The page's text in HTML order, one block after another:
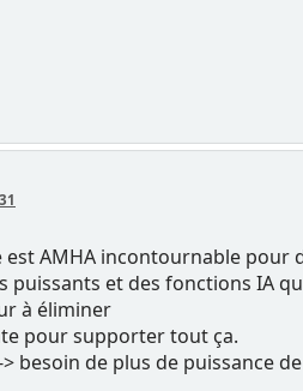
AMHA incontournable pour
puissants et des fonctions IA
à éliminer
pour supporter tout ça.
besoin de plus de puissance